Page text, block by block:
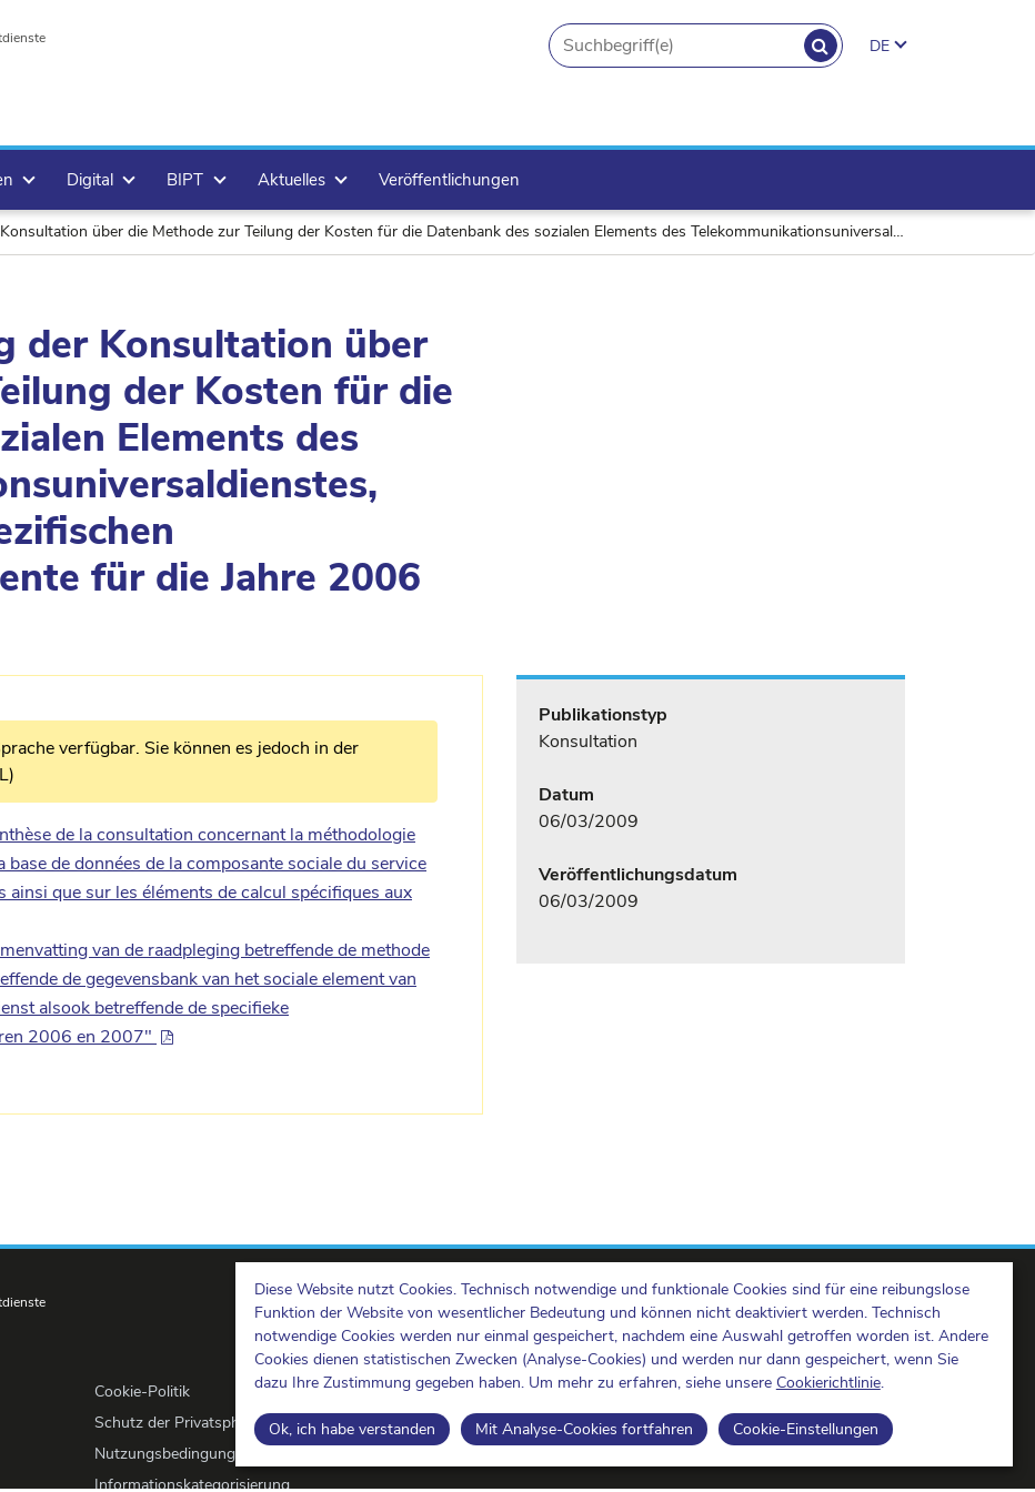
Diese Website nutzt Cookies. Technisch notwendige und funktionale Cookies sind für eine reibungslose
Funktion der Website von wesentlicher Bedeutung und können nicht deaktiviert werden. Technisch
notwendige Cookies werden nur einmal gespeichert, nachdem eine Auswahl getroffen worden ist. Andere
Cookies dienen statistischen Zwecken (Analyse-Cookies) und werden nur dann gespeichert, wenn Sie
dazu Ihre Zustimmung gegeben haben. Um mehr zu erfahren, siehe unsere Cookierichtlinie.
Ok, ich habe verstanden Mit Analyse-Cookies fortfahren Cookie-Einstellungen
SUCHEN
search.button
DE
Digital BIPT Aktuelles Veröffentlichungen
die Methode zur Teilung der Kosten für die Datenbank des sozialen Elements des Telekommunikationsuniversaldienstes, sowie über die spezifischen Berechnungselemente für die Jahre 2006 und 2007
der Konsultation über
der Kosten für die
Elements des
für die Jahre 2006
verfügbar. Sie können es jedoch in der
de la consultation concernant la méthodologie
de données de la composante sociale du service
que sur les éléments de calcul spécifiques aux
van de raadpleging betreffende de methode
de gegevensbank van het sociale element van
alsook betreffende de specifieke
2006 en 2007"
Publikationstyp
Konsultation
Datum
06/03/2009
Veröffentlichungsdatum
06/03/2009
Cookie-Politik
Schutz der Privatsphäre
Nutzungsbedingungen und Urheberrechte
Informationskategorisierung
BIPT on LinkedIn
BIPT auf Facebook
BIPT auf Youtube